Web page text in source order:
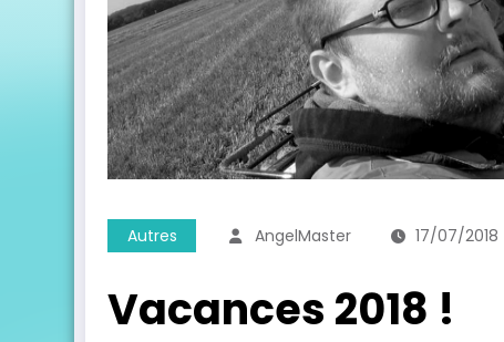
Autres AngelMaster 17/07/2018
Vacances 2018 !